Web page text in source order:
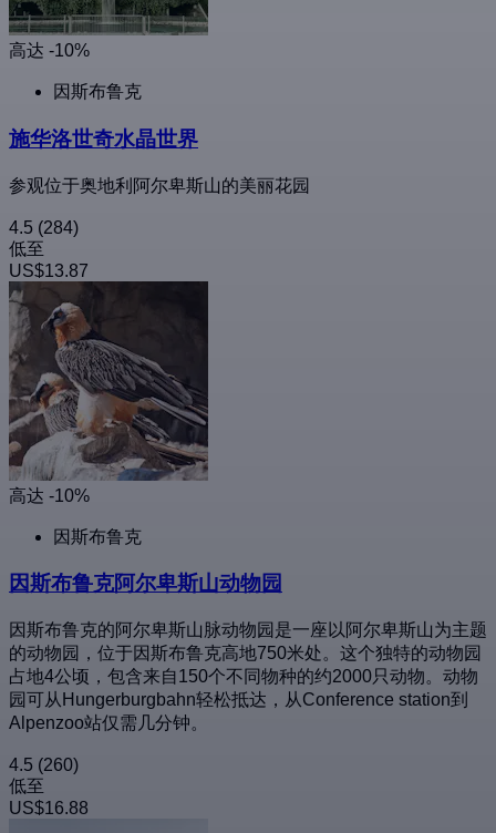
高达 -10%
因斯布鲁克
施华洛世奇水晶世界
参观位于奥地利阿尔卑斯山的美丽花园
4.5 (284)
低至
US$13.87
高达 -10%
因斯布鲁克
因斯布鲁克阿尔卑斯山动物园
因斯布鲁克的阿尔卑斯山脉动物园是一座以阿尔卑斯山为主题
的动物园，位于因斯布鲁克高地750米处。这个独特的动物园
占地4公顷，包含来自150个不同物种的约2000只动物。动物
园可从Hungerburgbahn轻松抵达，从Conference station到
Alpenzoo站仅需几分钟。
4.5 (260)
低至
US$16.88